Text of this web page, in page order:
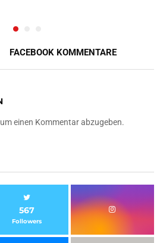
FACEBOOK KOMMENTARE
einen Kommentar abzugeben.
567
Followers